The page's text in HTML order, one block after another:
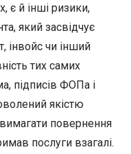
є й інші ризики,
який засвідчує
інвойс чи інший
тих самих
підписів ФОПа і
якістю
повернення
послуги взагалі.